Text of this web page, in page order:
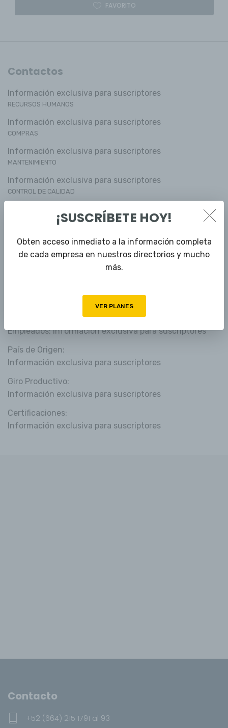
FAVORITO
Contactos
Información exclusiva para suscriptores
RECURSOS HUMANOS
Información exclusiva para suscriptores
COMPRAS
Información exclusiva para suscriptores
MANTENIMIENTO
Información exclusiva para suscriptores
CONTROL DE CALIDAD
Información exclusiva para suscriptores
MEDIO AMBIENTE
Información exclusiva para suscriptores
SISTEMAS
Información exclusiva para suscriptores
Empleados: Información exclusiva para suscriptores
País de Origen:
Información exclusiva para suscriptores
Giro Productivo:
Información exclusiva para suscriptores
Certificaciones:
Información exclusiva para suscriptores
¡SUSCRÍBETE HOY!
Obten acceso inmediato a la información completa
de cada empresa en nuestros directorios y mucho
más.
VER PLANES
Contacto
+52 (664) 215 1791 al 93